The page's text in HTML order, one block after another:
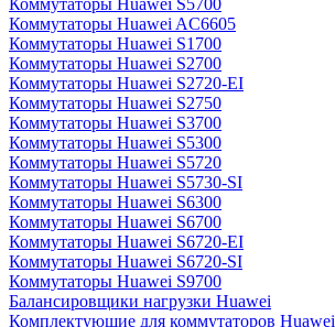
Коммутаторы Huawei S5700
Коммутаторы Huawei AC6605
Коммутаторы Huawei S1700
Коммутаторы Huawei S2700
Коммутаторы Huawei S2720-EI
Коммутаторы Huawei S2750
Коммутаторы Huawei S3700
Коммутаторы Huawei S5300
Коммутаторы Huawei S5720
Коммутаторы Huawei S5730-SI
Коммутаторы Huawei S6300
Коммутаторы Huawei S6700
Коммутаторы Huawei S6720-EI
Коммутаторы Huawei S6720-SI
Коммутаторы Huawei S9700
Балансировщики нагрузки Huawei
Комплектующие для коммутаторов Huawei